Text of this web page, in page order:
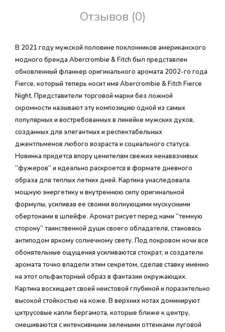
Отзывов (0)
В 2021 году мужской половине поклонников американского
модного бренда Abercrombie & Fitch был представлен
обновленный фланкер оригинального аромата 2002-го года
Fierce, который теперь носит имя Abercrombie & Fitch Fierce
Night. Представители торговой марки без ложной
скромности называют эту композицию одной из самых
популярных и востребованных в линейке мужских духов,
созданных для элегантных и респектабельных
джентльменов любого возраста и социального статуса.
Новинка придется впору ценителям свежих ненавязчивых
“фужеров” и идеально раскроется в формате дневного
образа для теплых летних дней. Картина унаследовала
мощную энергетику и внутреннюю силу оригинальной
формулы, усиливая ее своими волнующими мускусными
обертонами в шлейфе. Аромат рисует перед нами “темную
сторону” таинственной души своего обладателя, становясь
антиподом яркому солнечному свету. Под покровом ночи все
обонятельные ощущения усиливаются стократ, и создатели
аромата точно владели этим секретом, сделав ставку именно
на этот ольфакторный образ в фантазии окружающих.
Картина восхищает своей неистовой глубиной и поразительно
высокой стойкостью на коже. В верхних нотах доминируют
цитрусовые капли бергамота, которые ближе к центру,
смешиваются с интенсивными зелеными оттенками луговой